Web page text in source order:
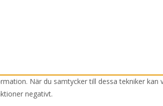
När du samtycker till dessa tekniker kan
negativt.